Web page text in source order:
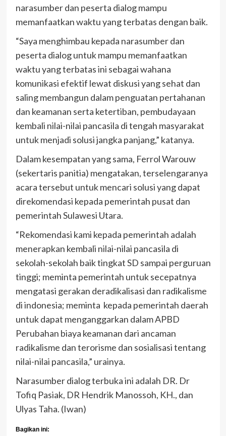
narasumber dan peserta dialog mampu
memanfaatkan waktu yang terbatas dengan baik.
“Saya menghimbau kepada narasumber dan
peserta dialog untuk mampu memanfaatkan
waktu yang terbatas ini sebagai wahana
komunikasi efektif lewat diskusi yang sehat dan
saling membangun dalam penguatan pertahanan
dan keamanan serta ketertiban, pembudayaan
kembali nilai-nilai pancasila di tengah masyarakat
untuk menjadi solusi jangka panjang,” katanya.
Dalam kesempatan yang sama, Ferrol Warouw
(sekertaris panitia) mengatakan, terselengaranya
acara tersebut untuk mencari solusi yang dapat
direkomendasi kepada pemerintah pusat dan
pemerintah Sulawesi Utara.
“Rekomendasi kami kepada pemerintah adalah
menerapkan kembali nilai-nilai pancasila di
sekolah-sekolah baik tingkat SD sampai perguruan
tinggi; meminta pemerintah untuk secepatnya
mengatasi gerakan deradikalisasi dan radikalisme
di indonesia; meminta kepada pemerintah daerah
untuk dapat menganggarkan dalam APBD
Perubahan biaya keamanan dari ancaman
radikalisme dan terorisme dan sosialisasi tentang
nilai-nilai pancasila,” urainya.
Narasumber dialog terbuka ini adalah DR. Dr
Tofiq Pasiak, DR Hendrik Manossoh, KH., dan
Ulyas Taha. (Iwan)
Bagikan ini: